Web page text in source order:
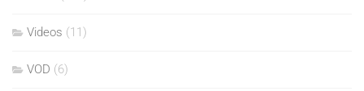
Videos (11)
VOD (6)